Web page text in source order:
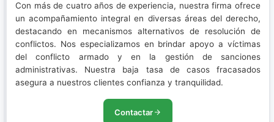
Con más de cuatro años de experiencia, nuestra firma ofrece
un acompañamiento integral en diversas áreas del derecho,
destacando en mecanismos alternativos de resolución de
conflictos. Nos especializamos en brindar apoyo a víctimas
del conflicto armado y en la gestión de sanciones
administrativas. Nuestra baja tasa de casos fracasados
asegura a nuestros clientes confianza y tranquilidad.
Contactar